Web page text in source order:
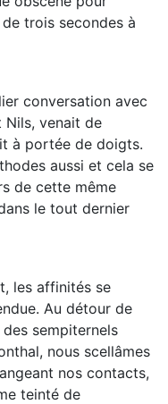
trois secondes à
conversation avec
Nils, venait de
à portée de doigts.
aussi et cela se
de cette même
le tout dernier
les affinités se
Au détour de
sempiternels
nous scellâmes
nos contacts,
teinté de